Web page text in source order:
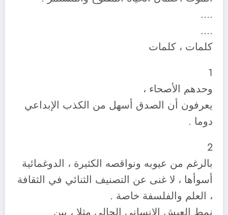
….
….
كلمات ، كلمات
1
وحدهم الأصحاء ،
يعرفون أن الصدق أسهل من الكذب الإبداعي
دوما .
2
بالرغم من عيوبه ونواقصه الكثيرة ، الدوغمائية
أسوأها ، لا غنى عن التصنيف الثنائي في الثقافة
، العلم والفلسفة خاصة .